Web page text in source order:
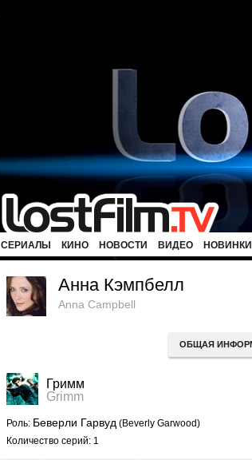
СЕРИАЛЫ КИНО НОВОСТИ ВИДЕО НОВИНКИ
Анна Кэмпбелл
Anna Campbell
ОБЩАЯ
Гримм
Grimm
Роль: Беверли Гарвуд (Beverly Garwood)
Количество серий: 1